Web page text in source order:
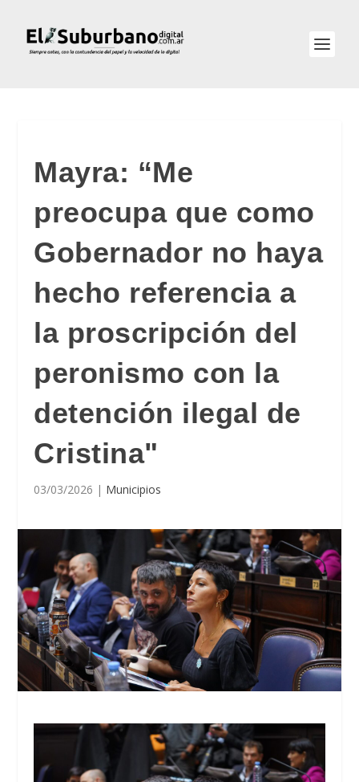
Mayra: “Me
preocupa que como
Gobernador no haya
hecho referencia a
la proscripción del
peronismo con la
detención ilegal de
Cristina"
03/03/2026 | Municipios